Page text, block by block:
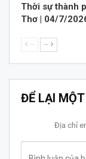
Thời sự thành
Thơ | 04/7/
-- --
ĐỂ LẠI
Địa chỉ